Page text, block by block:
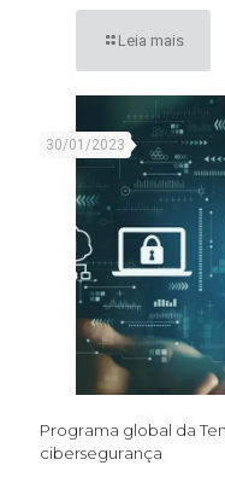
Leia mais
30/01/2023
Programa global da
cibersegurança